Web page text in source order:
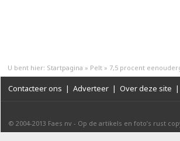
U bent hier: Startpagina » Pelt » 7,5 procent
Contacteer ons | Adverteer | Over deze site |
© 2004-2013 Faes nv - Op de artikels en foto’s rust